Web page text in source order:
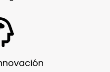
que depositas
productos. Por
su